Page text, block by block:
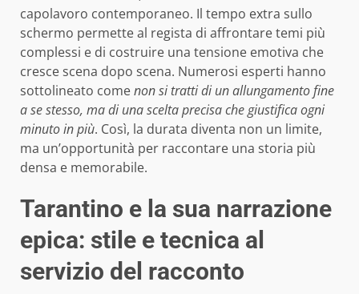
capolavoro contemporaneo. Il tempo extra sullo
schermo permette al regista di affrontare temi più
complessi e di costruire una tensione emotiva che
cresce scena dopo scena. Numerosi esperti hanno
sottolineato comenon si tratti di un allungamento fine
a se stesso, ma di una scelta precisa che giustifica ogni
minuto in più. Così, la durata diventa non un limite,
ma un’opportunità per raccontare una storia più
densa e memorabile.
Tarantino e la sua narrazione
epica: stile e tecnica al
servizio del racconto